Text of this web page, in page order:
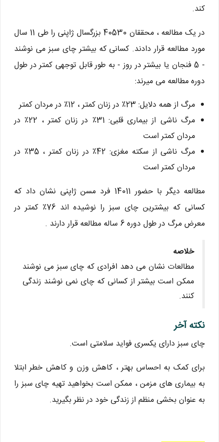
کند.
در یک مطالعه ، محققان 40530 بزرگسال ژاپنی را طی 11 سال
مورد مطالعه قرار دادند. کسانی که بیشتر چای سبز می نوشند
- 5 فنجان یا بیشتر در روز - به طور قابل توجهی کمتر در طول
دوره مطالعه می میرند:
مرگ از همه دلایل: 23٪ در زنان کمتر ، 12٪ در مردان کمتر
مرگ ناشی از بیماری قلبی: 31٪ در زنان کمتر ، 22٪ در
مردان کمتر است
مرگ ناشی از سکته مغزی: 42٪ در زنان کمتر ، 35٪ در
مردان کمتر است
مطالعه دیگر با حضور 14011 فرد مسن ژاپنی نشان داد که
کسانی که بیشترین چای سبز را نوشیده اند 76٪ کمتر در
معرض مرگ در طول دوره 6 ساله مطالعه قرار دارند .
خلاصه
مطالعات نشان می دهد افرادی که چای سبز می نوشند
ممکن است بیشتر از کسانی که چای نمی نوشند زندگی
کنند.
نکته آخر
چای سبز دارای یکسری فواید سلامتی است.
برای کمک به احساس بهتر ، کاهش وزن و کاهش خطر ابتلا
به بیماری های مزمن ، ممکن است بخواهید تهیه چای سبز را
به عنوان بخشی منظم از زندگی خود در نظر بگیرید.